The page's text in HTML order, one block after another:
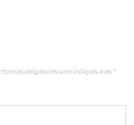
champs obligatoires sont indiqués avec *